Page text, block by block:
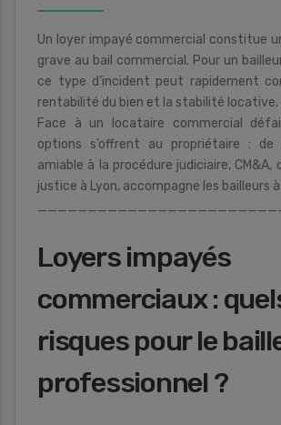
Un loyer impayé commercial constitue
grave au bail commercial. Pour un
ce type d’incident peut rapidement
rentabilité du bien et la stabilité locative.
Face à un locataire commercial
options s’offrent au propriétaire : de
amiable à la procédure judiciaire, CM&A,
justice à Lyon, accompagne les bailleurs
Loyers impayés
commerciaux :
risques pour le
professionnel ?